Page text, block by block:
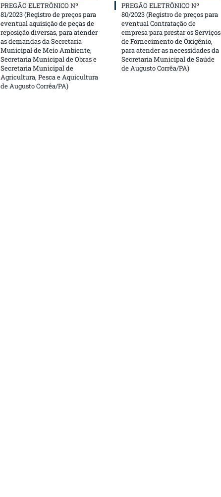
PREGÃO ELETRÔNICO Nº
81/2023 (Registro de preços para
eventual aquisição de peças de
reposição diversas, para atender
as demandas da Secretaria
Municipal de Meio Ambiente,
Secretaria Municipal de Obras e
Secretaria Municipal de
Agricultura, Pesca e Aquicultura
de Augusto Corrêa/PA)
PREGÃO ELETRÔNICO Nº
80/2023 (Registro de preços para
eventual Contratação de
empresa para prestar os Serviços
de Fornecimento de Oxigênio,
para atender as necessidades da
Secretaria Municipal de Saúde
de Augusto Corrêa/PA)